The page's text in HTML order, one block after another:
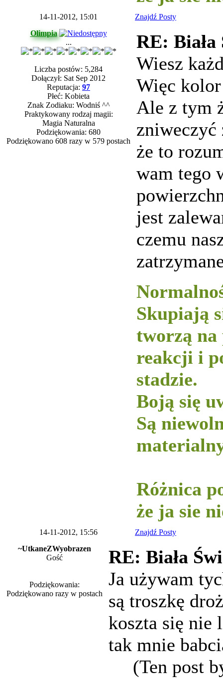
14-11-2012, 15:01
Znajdź Posty
Olimpia
...
Liczba postów: 5,284
Dołączył: Sat Sep 2012
Reputacja: 97
Płeć: Kobieta
Znak Zodiaku: Wodniś ^^
Praktykowany rodzaj magii:
Magia Naturalna
Podziękowania: 680
Podziękowano 608 razy w 579 postach
RE: Biała
Wiesz
Więc
Ale z tym
zniweczyć
że to
wam tego
jest
czemu
Skupiają
tworzą na
reakcji i
stadzie.
Boją się
Są
Różnica
że ja sie
14-11-2012, 15:56
Znajdź Posty
~UtkaneZWyobrazen
Gość
Podziękowania:
Podziękowano razy w postach
RE: Biała
Ja używam
są troszkę
koszta się nie
tak mnie
(Ten post